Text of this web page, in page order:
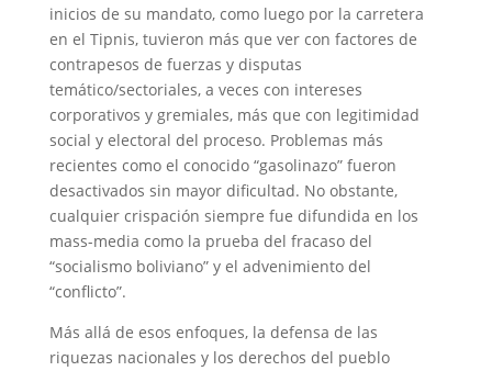
inicios de su mandato, como luego por la carretera
en el Tipnis, tuvieron más que ver con factores de
contrapesos de fuerzas y disputas
temático/sectoriales, a veces con intereses
corporativos y gremiales, más que con legitimidad
social y electoral del proceso. Problemas más
recientes como el conocido “gasolinazo” fueron
desactivados sin mayor dificultad. No obstante,
cualquier crispación siempre fue difundida en los
mass-media como la prueba del fracaso del
“socialismo boliviano” y el advenimiento del
“conflicto”.
Más allá de esos enfoques, la defensa de las
riquezas nacionales y los derechos del pueblo